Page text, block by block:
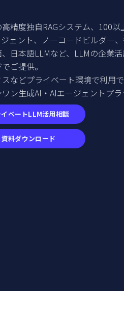
精度独自RAGシステム、100
ェント、ノーコードビルダー、
日本語LLMなど、LLMの企業
ご提供。
などプライベート環境で利用で
ン生成AI・AIエージェントプ
ベートLLM活用相談
資料ダウンロード